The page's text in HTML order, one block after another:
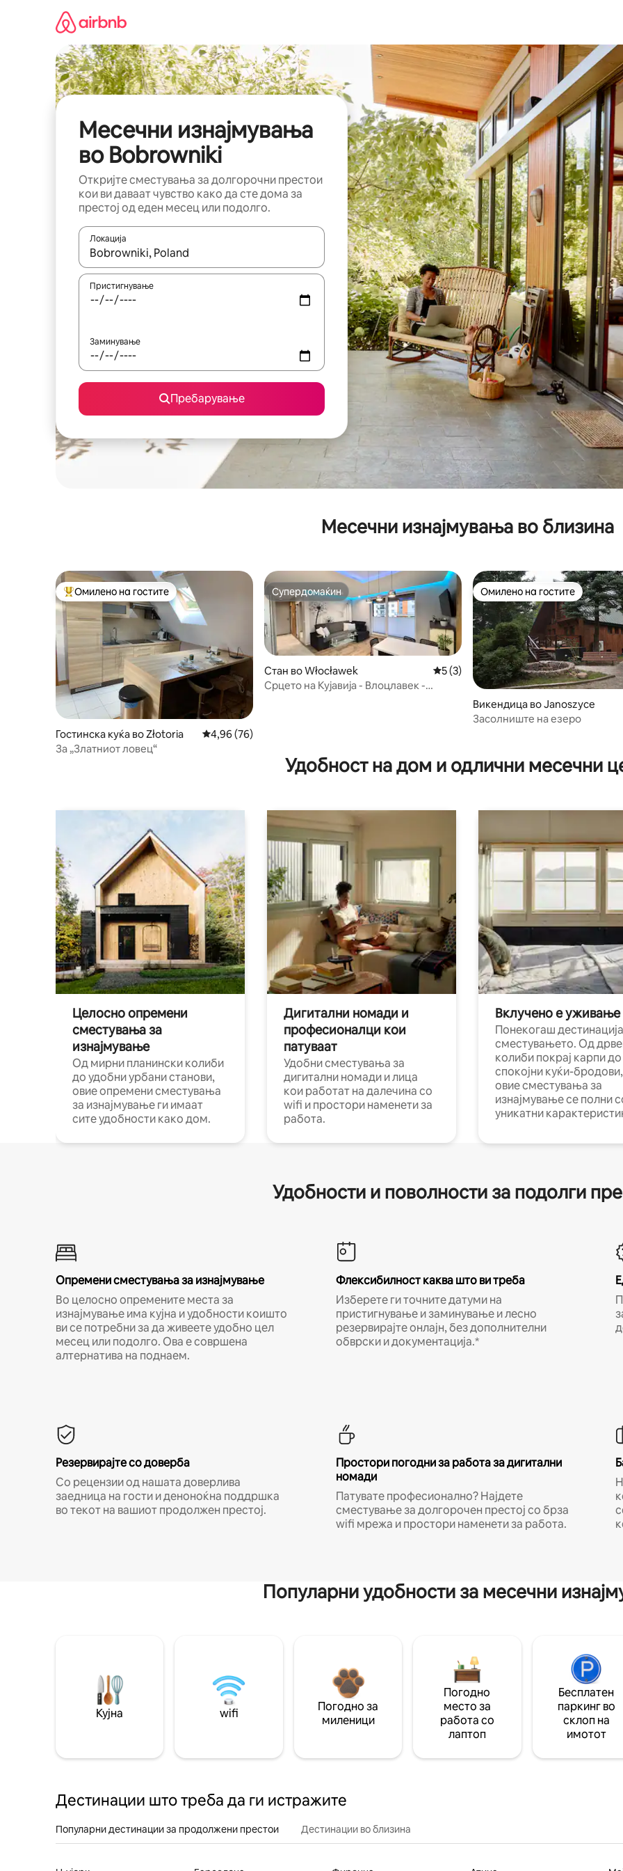
Месечни изнајмувања
во Bobrowniki
Откријте сместувања за долгорочни престои
кои ви даваат чувство како да сте дома за
престој од еден месец или подолго.
Локација
Кога резултатите се достапни, движете се со копчињата со стрелки нагоре и надолу или истражувајте со
Пристигнување
Заминување
Пребарување
Месечни изнајмувања во близина
Меѓу најуспешните „Омилени на гостите“
Омилено на гостите
Гостинска куќа во Złotoria Просечна оцена: 4,96 од 5, 76 рецензии
4,96 (76)
За „Златниот ловец“
Супердомаќин
Супердомаќин
Стан во Włocławek Просечна оцена: 5 од 5, 3 рецензии
5 (3)
Срцето на Кујавија - Влоцлавек -
Омилено на гостите
Омилено на гостите
Викендица во Janoszyce
Засолниште на езеро
Удобност на дом и одлични месечни
Целосно опремени
сместувања за
изнајмување
Од мирни планински колиби
до удобни урбани станови,
овие опремени сместувања
за изнајмување ги имаат
сите удобности како дом.
Дигитални номади и
професионалци кои
патуваат
Удобни сместувања за
дигитални номади и лица
кои работат на далечина со
wifi и простори наменети за
работа.
Вклучено е уживање
Понекогаш
сместувањето. Од
колиби покрај карпи до
спокојни куќи-бродови,
овие сместувања за
изнајмување се полни
уникатни
Удобности и поволности за подолги
Опремени сместувања за изнајмување
Во целосно опремените места за
изнајмување има кујна и удобности коишто
ви се потребни за да живеете удобно цел
месец или подолго. Ова е совршена
алтернатива на поднаем.
Флексибилност каква што ви треба
Изберете ги точните датуми на
пристигнување и заминување и лесно
резервирајте онлајн, без дополнителни
обврски и документација.*
Резервирајте со доверба
Со рецензии од нашата доверлива
заедница на гости и деноноќна поддршка
во текот на вашиот продолжен престој.
Простори погодни за работа за дигитални
номади
Патувате професионално? Најдете
сместување за долгорочен престој со брза
wifi мрежа и простори наменети за работа.
Популарни удобности за месечни
Кујна wifi
Погодно за
миленици
Погодно
место за
работа со
лаптоп
Бесплатен
паркинг во
склоп на
имотот
Дестинации што треба да ги истражите
Популарни дестинации за продолжени престои Дестинации во близина